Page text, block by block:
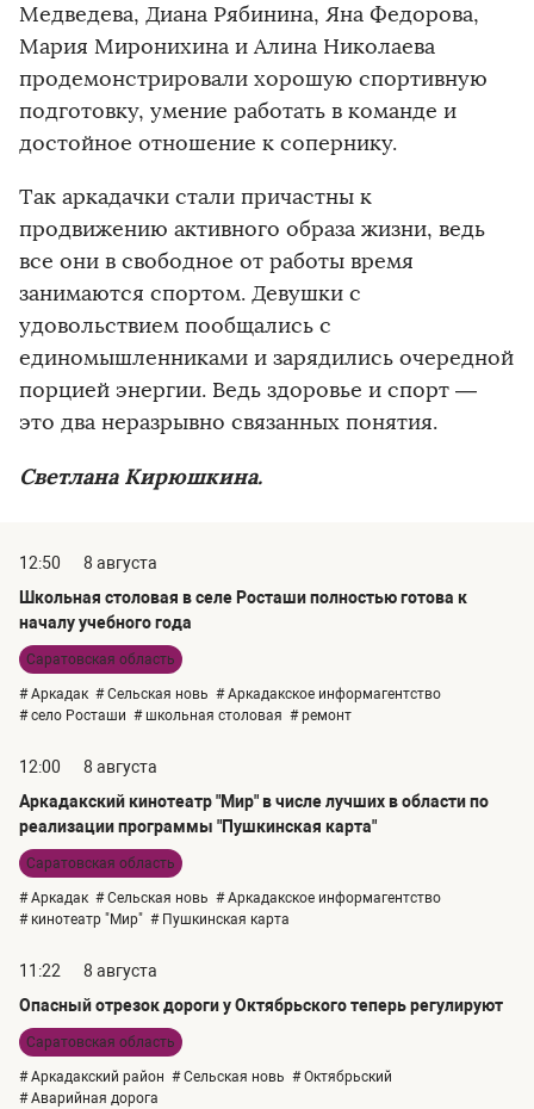
Медведева, Диана Рябинина, Яна Федорова,
Мария Миронихина и Алина Николаева
продемонстрировали хорошую спортивную
подготовку, умение работать в команде и
достойное отношение к сопернику.
Так аркадачки стали причастны к
продвижению активного образа жизни, ведь
все они в свободное от работы время
занимаются спортом. Девушки с
удовольствием пообщались с
единомышленниками и зарядились очередной
порцией энергии. Ведь здоровье и спорт —
это два неразрывно связанных понятия.
Светлана Кирюшкина.
12:50
8 августа
Школьная столовая в селе Росташи полностью готова к
началу учебного года
Саратовская область
# Аркадак # Сельская новь # Аркадакское информагентство
# село Росташи # школьная столовая # ремонт
12:00
8 августа
Аркадакский кинотеатр "Мир" в числе лучших в области по
реализации программы "Пушкинская карта"
Саратовская область
# Аркадак # Сельская новь # Аркадакское информагентство
# кинотеатр "Мир" # Пушкинская карта
11:22
8 августа
Опасный отрезок дороги у Октябрьского теперь регулируют
Саратовская область
# Аркадакский район # Сельская новь # Октябрьский
# Аварийная дорога